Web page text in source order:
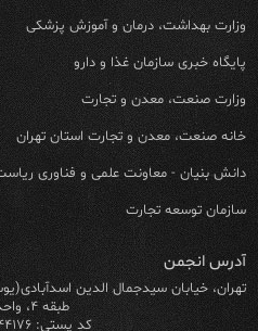
وزارت بهداشت، درمان و آموزش پزشکی
پایگاه خبری سازمان غذا و دارو
وزارت صنعت، معدن و تجارت
خانه صنعت، معدن و تجارت استان تهران
دانش بنیان - معاونت علمی و فناوری
سازمان توسعه تجارت
آدرس انجمن
طبقه ۴، واحد ۱۲
کد پستی: ۴۴۱۷۶-۱۴۳۶۸